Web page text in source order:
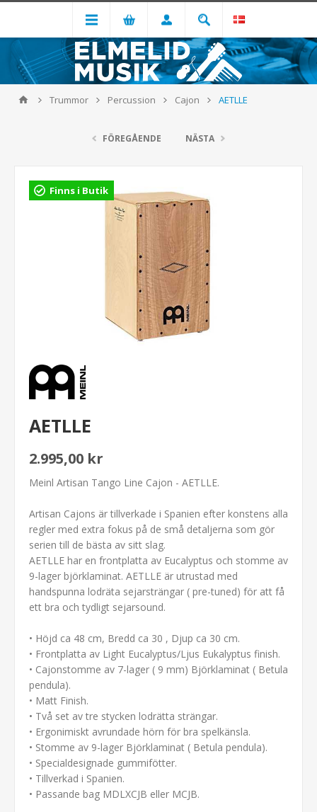
Trummor Percussion Cajon AETLLE
FÖREGÅENDE NÄSTA
Finns i Butik
AETLLE
2.995,00 kr
Meinl Artisan Tango Line Cajon - AETLLE.
Artisan Cajons är tillverkade i Spanien efter konstens alla
regler med extra fokus på de små detaljerna som gör
serien till de bästa av sitt slag.
AETLLE har en frontplatta av Eucalyptus och stomme av
9-lager björklaminat. AETLLE är utrustad med
handspunna lodräta sejarsträngar ( pre-tuned) för att få
ett bra och tydligt sejarsound.
• Höjd ca 48 cm, Bredd ca 30 , Djup ca 30 cm.
• Frontplatta av Light Eucalyptus/Ljus Eukalyptus finish.
• Cajonstomme av 7-lager ( 9 mm) Björklaminat ( Betula
pendula).
• Matt Finish.
• Två set av tre stycken lodrätta strängar.
• Ergonimiskt avrundade hörn för bra spelkänsla.
• Stomme av 9-lager Björklaminat ( Betula pendula).
• Specialdesignade gummifötter.
• Tillverkad i Spanien.
• Passande bag MDLXCJB eller MCJB.